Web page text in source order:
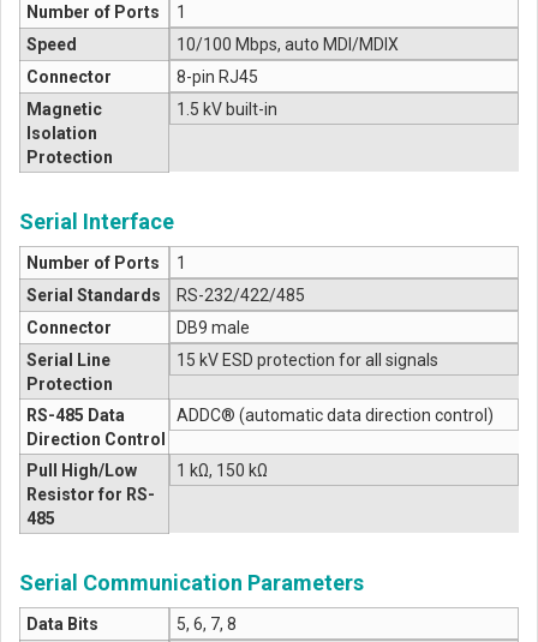
Number of Ports
1
Speed
10/100 Mbps, auto MDI/MDIX
Connector
8-pin RJ45
Magnetic
Isolation
Protection
1.5 kV built-in
Serial Interface
Number of Ports
1
Serial Standards
RS-232/422/485
Connector
DB9 male
Serial Line
Protection
15 kV ESD protection for all signals
RS-485 Data
Direction Control
ADDC® (automatic data direction control)
Pull High/Low
Resistor for RS-
485
1 kΩ, 150 kΩ
Serial Communication Parameters
Data Bits
5, 6, 7, 8